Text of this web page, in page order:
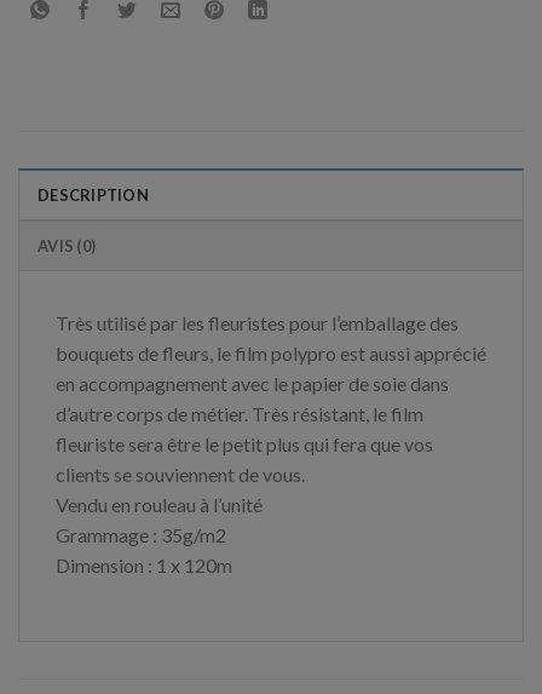
DESCRIPTION
AVIS (0)
Très utilisé par les fleuristes pour l’emballage des
bouquets de fleurs, le film polypro est aussi apprécié
en accompagnement avec le papier de soie dans
d’autre corps de métier. Très résistant, le film
fleuriste sera être le petit plus qui fera que vos
clients se souviennent de vous.
Vendu en rouleau à l’unité
Grammage : 35g/m2
Dimension : 1 x 120m